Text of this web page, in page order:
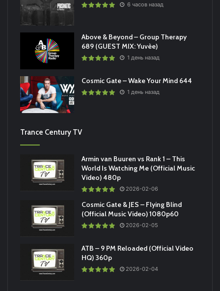
6 часов назад
Above & Beyond – Group Therapy
689 (GUEST MIX: Yuvèe)
1 день назад
Cosmic Gate – Wake Your Mind 644
1 день назад
Trance Century TV
Armin van Buuren vs Rank 1 – This
World Is Watching Me (Official Music
Video) 480p
2026-02-06
Cosmic Gate & JES – Flying Blind
(Official Music Video) 1080p60
2026-02-05
ATB – 9 PM Reloaded (Official Video
HQ) 360p
2026-02-04